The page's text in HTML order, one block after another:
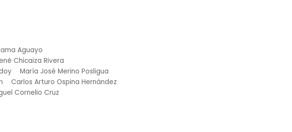
Aguayo
Chicaiza Rivera
María José Merino Posligua
Carlos Arturo Ospina Hernández
Cornelio Cruz